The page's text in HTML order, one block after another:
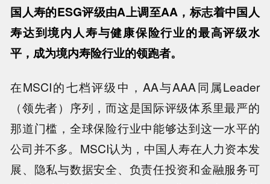
国人寿的ESG评级由A上调至AA，标志着中国人
寿达到境内人寿与健康保险行业的最高评级水
平，成为境内寿险行业的领跑者。
在MSCI的七档评级中，AA与AAA同属Leader
（领先者）序列，而这是国际评级体系里最严的
那道门槛，全球保险行业中能够达到这一水平的
公司并不多。MSCI认为，中国人寿在人力资本发
展、隐私与数据安全、负责任投资和金融服务可